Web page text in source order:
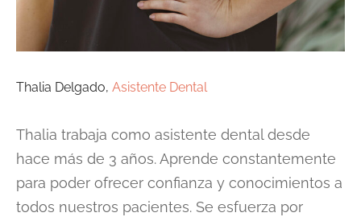
Thalia Delgado, Asistente Dental
Thalia trabaja como asistente dental desde
hace más de 3 años. Aprende constantemente
para poder ofrecer confianza y conocimientos a
todos nuestros pacientes. Se esfuerza por